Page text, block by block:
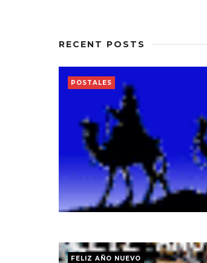
RECENT POSTS
POSTALES
FELIZ AÑO NUEVO